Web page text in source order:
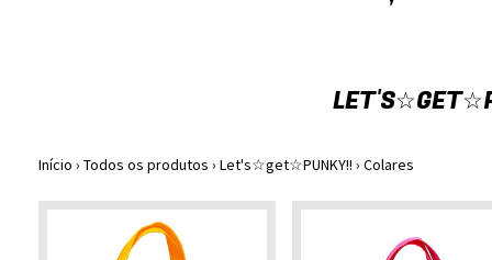
Início › Todos os produtos › Let's☆get☆PUNKY!! › Colares